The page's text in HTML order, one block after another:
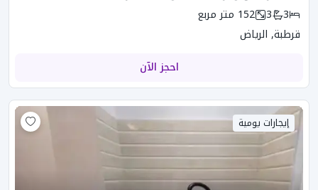
3
3
152 متر مربع
قرطبة, الرياض
احجز الآن
إيجارات يومية